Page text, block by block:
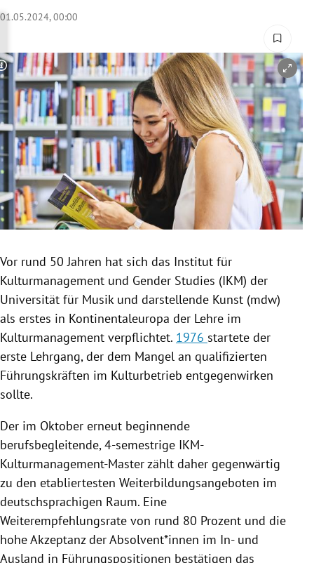
Untermenü
Untermenü
Untermenü
Untermenü
Untermenü
Untermenü
Untermenü
01.05.2024, 00:00
Copyright-Hinweis öffnen/schließen
Vor rund 50 Jahren hat sich das Institut für
Kulturmanagement und Gender Studies (IKM) der
Universität für Musik und darstellende Kunst (mdw)
als erstes in Kontinentaleuropa der Lehre im
Kulturmanagement verpflichtet. 1976 startete der
erste Lehrgang, der dem Mangel an qualifizierten
Führungskräften im Kulturbetrieb entgegenwirken
sollte.
Der im Oktober erneut beginnende
berufsbegleitende, 4-semestrige IKM-
Kulturmanagement-Master zählt daher gegenwärtig
zu den etabliertesten Weiterbildungsangeboten im
deutschsprachigen Raum. Eine
Weiterempfehlungsrate von rund 80 Prozent und die
hohe Akzeptanz der Absolvent*innen im In- und
Ausland in Führungspositionen bestätigen das